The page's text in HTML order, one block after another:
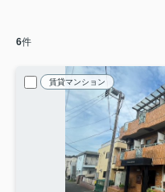
6件
賃貸マンション